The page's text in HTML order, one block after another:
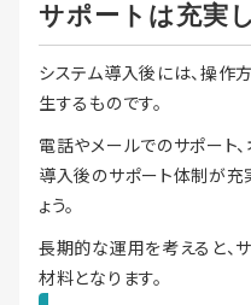
サポートは充実
システム導入後には、操作
生するものです。
電話やメールでのサポート
導入後のサポート体制が充
ょう。
長期的な運用を考えると、
材料となります。